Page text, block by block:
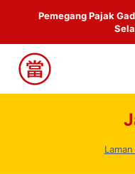
content
Pemegang Pajak